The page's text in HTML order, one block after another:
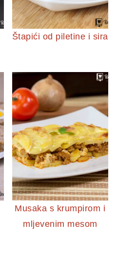
Štapići od piletine i sira
Musaka s krumpirom i
mljevenim mesom